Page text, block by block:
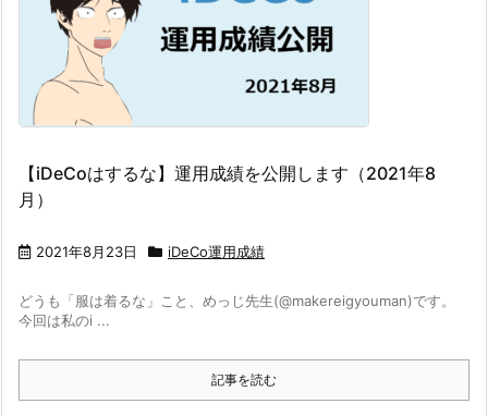
【iDeCoはするな】運用成績を公開します（2021年8
月）
2021年8月23日 iDeCo運用成績
どうも「服は着るな」こと、めっじ先生(@makereigyouman)です。
今回は私のi ...
記事を読む